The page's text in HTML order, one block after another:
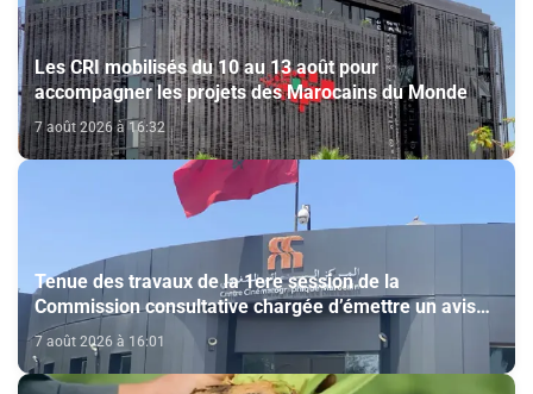
Les CRI mobilisés du 10 au 13 août pour
accompagner les projets des Marocains du Monde
7 août 2026 à 16:32
Tenue des travaux de la 1ere session de la
Commission consultative chargée d’émettre un avis
sur la délivrance de la carte du professionnel du
cinéma (CCM)
7 août 2026 à 16:01